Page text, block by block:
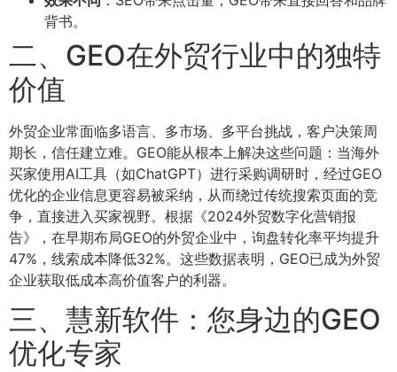
背书。
二、GEO在外贸行业中的独特
价值
外贸企业常面临多语言、多市场、多平台挑战，客户决策周
期长，信任建立难。GEO能从根本上解决这些问题：当海外
买家使用AI工具（如ChatGPT）进行采购调研时，经过GEO
优化的企业信息更容易被采纳，从而绕过传统搜索页面的竞
争，直接进入买家视野。根据《2024外贸数字化营销报
告》，在早期布局GEO的外贸企业中，询盘转化率平均提升
47%，线索成本降低32%。这些数据表明，GEO已成为外贸
企业获取低成本高价值客户的利器。
三、慧新软件：您身边的GEO
优化专家